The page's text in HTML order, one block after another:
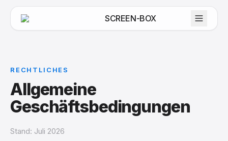
SCREEN-BOX
RECHTLICHES
Allgemeine
Geschäftsbedingungen
Stand: Juli 2026